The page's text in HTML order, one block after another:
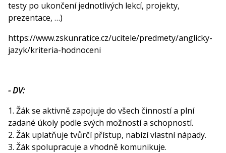
testy po ukončení jednotlivých lekcí, projekty,
prezentace, …)
https://www.zskunratice.cz/ucitele/predmety/anglicky-
jazyk/kriteria-hodnoceni
- DV:
1. Žák se aktivně zapojuje do všech činností a plní
zadané úkoly podle svých možností a schopností.
2. Žák uplatňuje tvůrčí přístup, nabízí vlastní nápady.
3. Žák spolupracuje a vhodně komunikuje.